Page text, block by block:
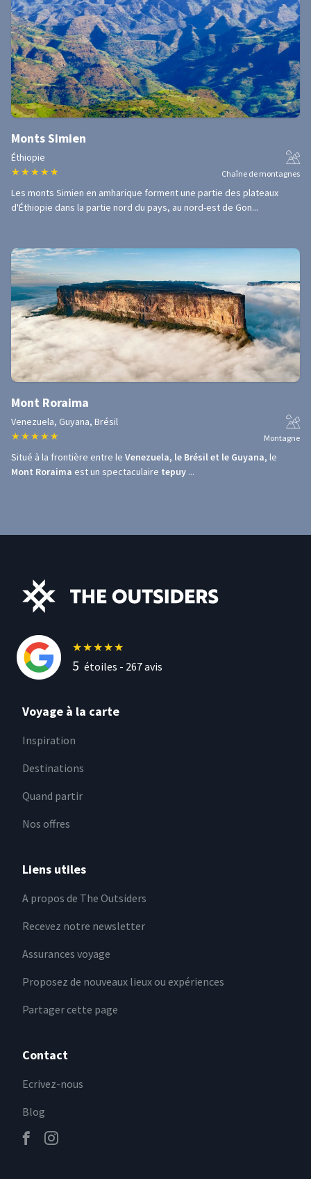
Monts Simien
Éthiopie
★ ★ ★ ★ ★ Chaîne de montagnes
Les monts Simien en amharique forment une partie des plateaux
d'Éthiopie dans la partie nord du pays, au nord-est de Gon...
Mont Roraima
Venezuela, Guyana, Brésil
★ ★ ★ ★ ★ Montagne
Situé à la frontière entre le Venezuela, le Brésil et le Guyana, le
Mont Roraima est un spectaculaire tepuy ...
★★★★★
5 étoiles - 267avis
Voyage à la carte
Inspiration
Destinations
Quand partir
Nos offres
Liens utiles
A propos de The Outsiders
Recevez notre newsletter
Assurances voyage
Proposez de nouveaux lieux ou expériences
Partager cette page
Contact
Ecrivez-nous
Blog